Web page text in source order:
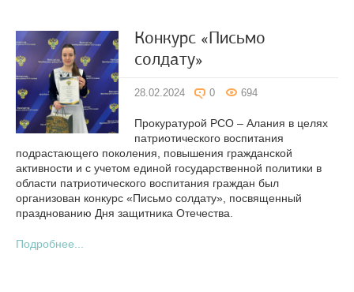
Конкурс «Письмо
солдату»
28.02.2024 0 694
Прокуратурой РСО – Алания в целях
патриотического воспитания
подрастающего поколения, повышения гражданской
активности и с учетом единой государственной политики в
области патриотического воспитания граждан был
организован конкурс «Письмо солдату», посвященный
празднованию Дня защитника Отечества.
Подробнее...